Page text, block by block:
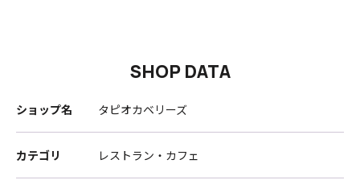
SHOP DATA
ショップ名 タピオカベリーズ
カテゴリ レストラン・カフェ